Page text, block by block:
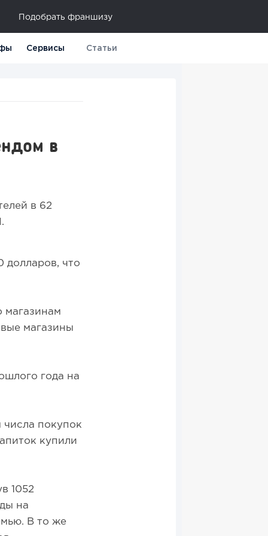
Подобрать франшизу
Сервисы Статьи
в
в 62
долларов, что
магазинам
магазины
года на
покупок
купили
1052
на
В то же